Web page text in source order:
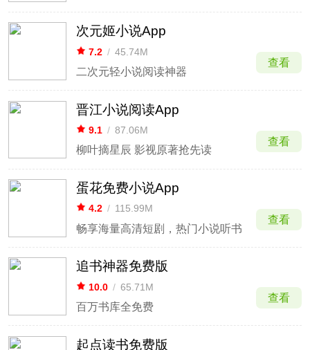
次元姬小说App
7.2 / 45.74M
二次元轻小说阅读神器
查看
晋江小说阅读App
9.1 / 87.06M
柳叶摘星辰 影视原著抢先读
查看
蛋花免费小说App
4.2 / 115.99M
畅享海量高清短剧，热门小说听书
查看
追书神器免费版
10.0 / 65.71M
百万书库全免费
查看
起点读书免费版